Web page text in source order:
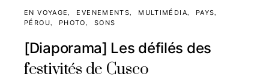
EN VOYAGE EVENEMENTS MULTIMÉDIA
PAYS
PÉROU
PHOTO SONS
[Diaporama] Les défilés des
festivités de Cusco